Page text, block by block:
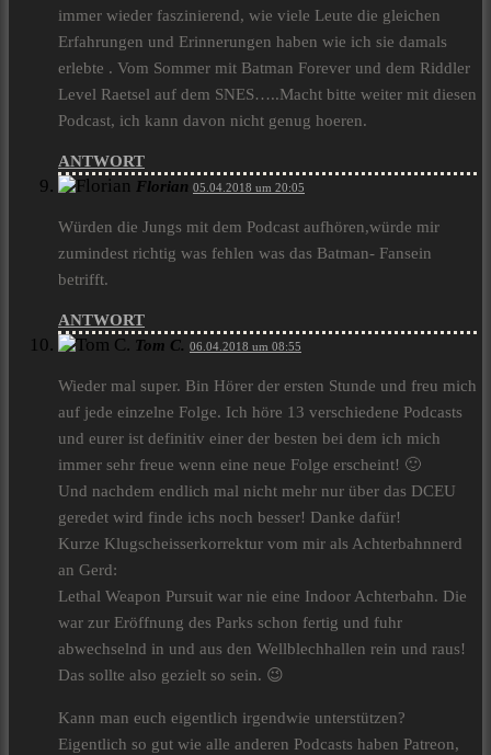
immer wieder faszinierend, wie viele Leute die gleichen
Erfahrungen und Erinnerungen haben wie ich sie damals
erlebte . Vom Sommer mit Batman Forever und dem Riddler
Level Raetsel auf dem SNES…..Macht bitte weiter mit diesen
Podcast, ich kann davon nicht genug hoeren.
ANTWORT
Florian 05.04.2018 um 20:05
Würden die Jungs mit dem Podcast aufhören,würde mir
zumindest richtig was fehlen was das Batman- Fansein
betrifft.
ANTWORT
Tom C. 06.04.2018 um 08:55
Wieder mal super. Bin Hörer der ersten Stunde und freu mich
auf jede einzelne Folge. Ich höre 13 verschiedene Podcasts
und eurer ist definitiv einer der besten bei dem ich mich
immer sehr freue wenn eine neue Folge erscheint! 🙂
Und nachdem endlich mal nicht mehr nur über das DCEU
geredet wird finde ichs noch besser! Danke dafür!
Kurze Klugscheisserkorrektur vom mir als Achterbahnnerd
an Gerd:
Lethal Weapon Pursuit war nie eine Indoor Achterbahn. Die
war zur Eröffnung des Parks schon fertig und fuhr
abwechselnd in und aus den Wellblechhallen rein und raus!
Das sollte also gezielt so sein. 😉
Kann man euch eigentlich irgendwie unterstützen?
Eigentlich so gut wie alle anderen Podcasts haben Patreon,